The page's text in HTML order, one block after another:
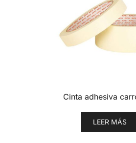
Cinta adhesiva
LEER MÁS